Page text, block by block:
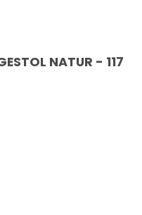
NATUR - 117